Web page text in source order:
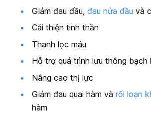
Giảm đau đầu, đau nửa đầu và
Cải thiện tinh thần
Thanh lọc máu
Hỗ trợ quá trình lưu thông bạch
Nâng cao thị lực
Giảm đau quai hàm và rối loạn
hàm